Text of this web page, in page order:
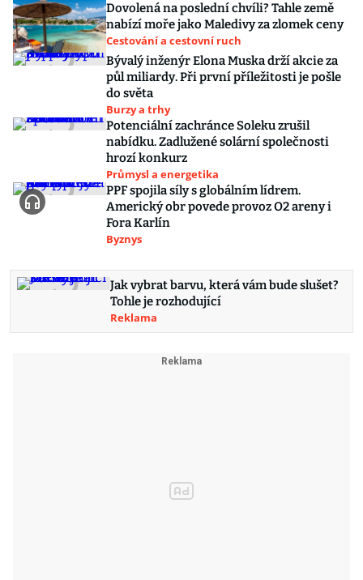
Dovolená na poslední chvíli? Tahle země
nabízí moře jako Maledivy za zlomek ceny
Cestování a cestovní ruch
Bývalý inženýr Elona Muska drží akcie za
půl miliardy. Při první příležitosti je pošle
do světa
Burzy a trhy
Potenciální zachránce Soleku zrušil
nabídku. Zadlužené solární společnosti
hrozí konkurz
Průmysl a energetika
PPF spojila síly s globálním lídrem.
Americký obr povede provoz O2 areny i
Fora Karlín
Byznys
Jak vybrat barvu, která vám bude slušet?
Tohle je rozhodující
Reklama